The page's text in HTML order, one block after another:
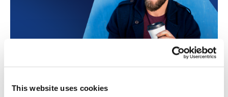
This website uses cookies
防止するセキュアコネクションは、バンキングア